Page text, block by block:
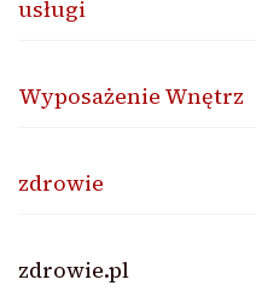
usługi
Wyposażenie Wnętrz
zdrowie
zdrowie.pl